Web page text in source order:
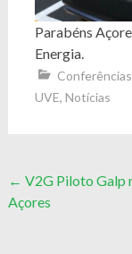
Parabéns
Energia.
UVE, Notícias
Post
navigation
← V2G Piloto Galp
Açores